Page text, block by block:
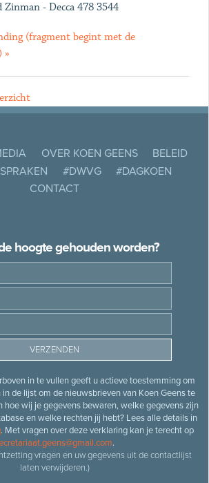
- Decca 478 3544
(fragment begint met de
»
OVER KOEN GEENS
BELEID
#DWVG
#DAGKOEN
CONTACT
hoogte gehouden worden?
in te vullen geeft u actieve toestemming om
de lijst om de nieuwsbrieven van Koen Geens te
hoe wij je gegevens bewaren, welke gegevens zijn
en welke rechten jij hebt? Lees alle details in
. Met vragen over deze verklaring kan je terecht op
.
vragen en uw gegevens uit de contactlijst
laten verwijderen.)